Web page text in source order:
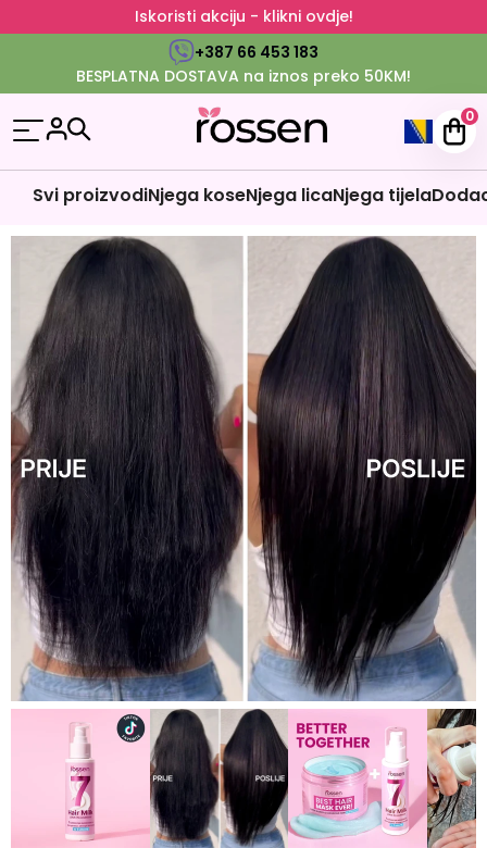
Iskoristi akciju - klikni ovdje!
+387 66 453 183
BESPLATNA DOSTAVA na iznos preko 50KM!
0
Svi proizvodiNjega koseNjega licaNjega tijela